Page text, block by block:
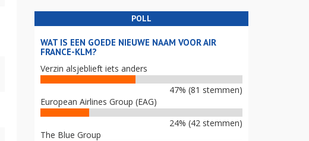
POLL
WAT IS EEN GOEDE NIEUWE NAAM VOOR AIR
FRANCE-KLM?
Verzin alsjeblieft iets anders
47% (81 stemmen)
European Airlines Group (EAG)
24% (42 stemmen)
The Blue Group